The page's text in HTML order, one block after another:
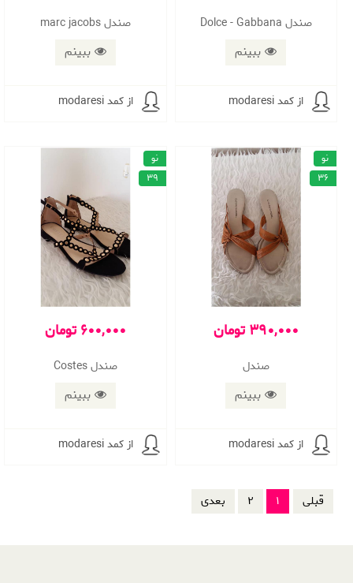
صندل Dolce - Gabbana
ببینم
از کمد modaresi
صندل marc jacobs
ببینم
از کمد modaresi
390,000 تومان
صندل
ببینم
نو
36
از کمد modaresi
600,000 تومان
صندل Costes
ببینم
نو
39
از کمد modaresi
قبلی 1
2 بعدی